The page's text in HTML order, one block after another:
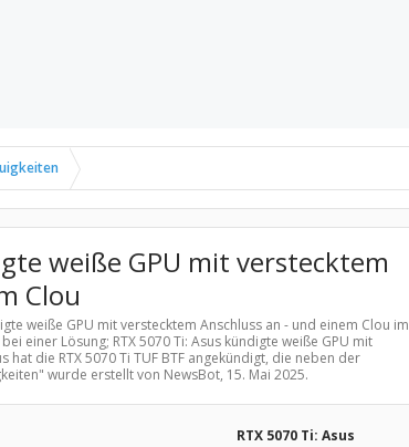
weiße GPU mit verstecktem
Clou
weiße GPU mit verstecktem Anschluss an - und einem Clou im
einer Lösung; RTX 5070 Ti: Asus kündigte weiße GPU mit
die RTX 5070 Ti TUF BTF angekündigt, die neben der
" wurde erstellt von NewsBot, 15. Mai 2025.
RTX 5070 Ti: Asus